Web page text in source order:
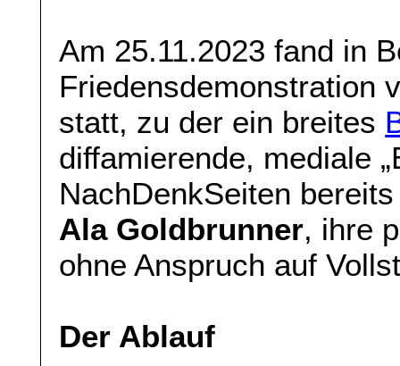
Am 25.11.2023 fand in
Friedensdemonstration
statt, zu der ein breites
diffamierende, mediale
NachDenkSeiten
Ala Goldbrunner, ihre
ohne Anspruch auf
Der Ablauf